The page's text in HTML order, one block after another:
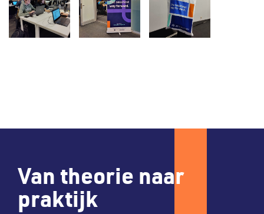
Van theorie naar
praktijk